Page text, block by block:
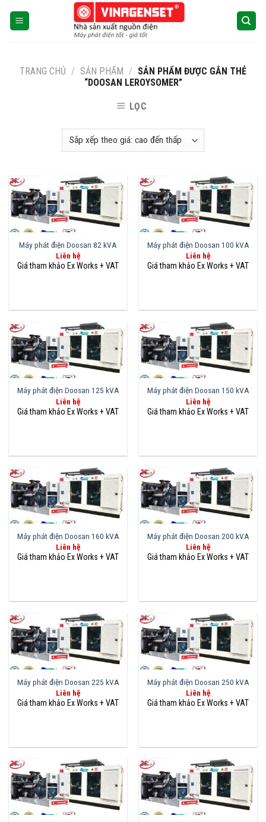
TRANG CHỦ / SẢN PHẨM / SẢN PHẨM ĐƯỢC GẮN THẺ
“DOOSAN LEROYSOMER”
LỌC
Máy phát điện Doosan 82 kVA
Liên hệ
Máy phát điện Doosan 100 kVA
Liên hệ
Máy phát điện Doosan 125 kVA
Liên hệ
Máy phát điện Doosan 150 kVA
Liên hệ
Máy phát điện Doosan 160 kVA
Liên hệ
Máy phát điện Doosan 200 kVA
Liên hệ
Máy phát điện Doosan 225 kVA
Liên hệ
Máy phát điện Doosan 250 kVA
Liên hệ